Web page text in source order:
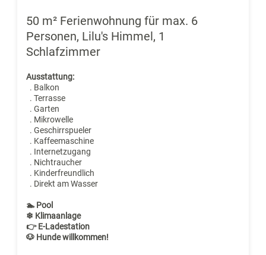
50 m² Ferienwohnung für max. 6
Personen, Lilu's Himmel, 1
Schlafzimmer
Ausstattung:
. Balkon
. Terrasse
. Garten
. Mikrowelle
. Geschirrspueler
. Kaffeemaschine
. Internetzugang
. Nichtraucher
. Kinderfreundlich
. Direkt am Wasser
🏊 Pool
❄ Klimaanlage
👉 E-Ladestation
🐶 Hunde willkommen!